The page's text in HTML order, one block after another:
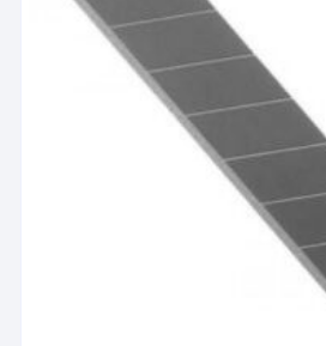
الخيارات
على
صفحة
المنتج